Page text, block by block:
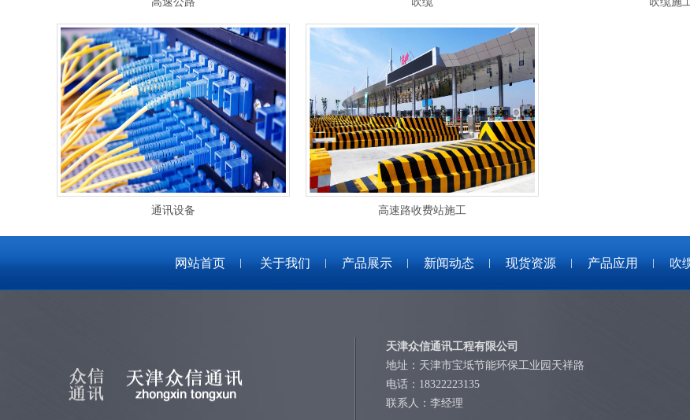
通讯设备 高速路收费站施工
网站首页 关于我们 产品展示 新闻动态 现货资源 产品应用 吹
天津众信通讯工程有限公司
地址：天津市宝坻节能环保工业园天祥路
电话：18322223135
联系人：李经理